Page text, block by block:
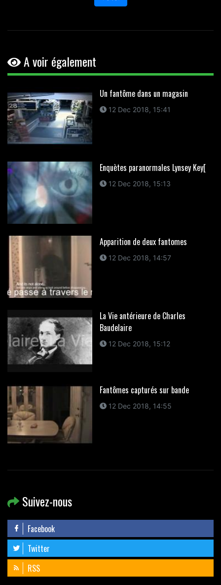
A voir également
Un fantôme dans un magasin
12 Dec 2018, 15:41
Enquètes paranormales Lynsey Key[
12 Dec 2018, 15:13
Apparition de deux fantomes
12 Dec 2018, 14:57
La Vie antérieure de Charles
Baudelaire
12 Dec 2018, 15:12
Fantômes capturés sur bande
12 Dec 2018, 14:55
Suivez-nous
Facebook
Twitter
RSS